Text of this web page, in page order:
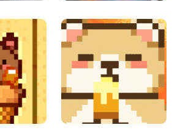
content in a different voice and
to different readers.